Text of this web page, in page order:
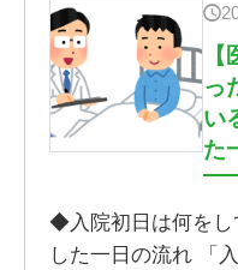
っ
い
た
◆入院初日は何をし
した一日の流れ 「